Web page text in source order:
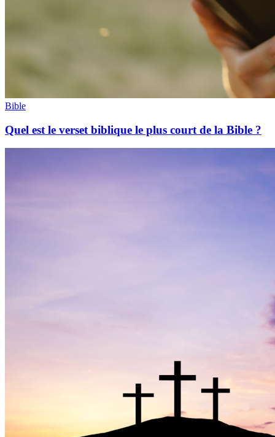
Bible
Quel est le verset biblique le plus court de la Bible ?